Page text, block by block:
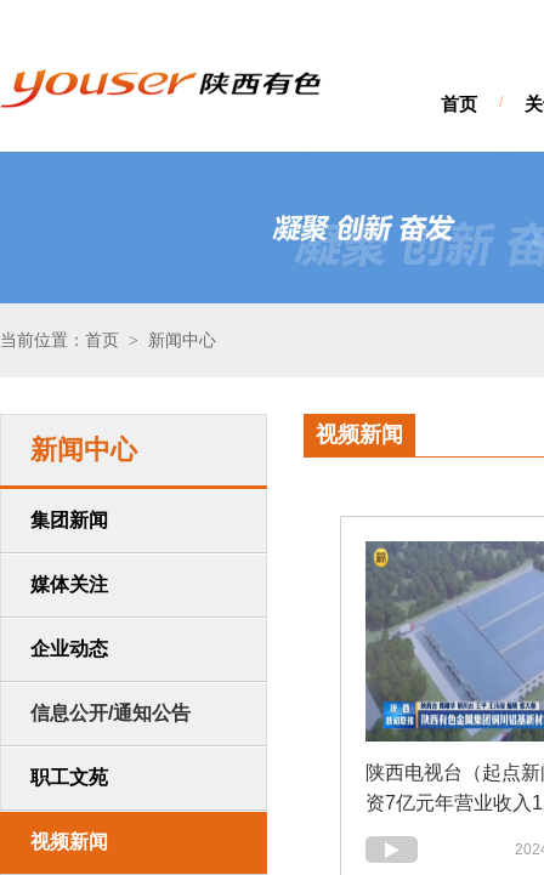
首页 /
当前位置：首页 > 新闻中心
新闻中心
集团新闻
媒体关注
企业动态
信息公开/通知公告
职工文苑
视频新闻
视频新闻
陕西电视台（起点
资7亿元年营业收入
西有色金属集团铜
料项目启动